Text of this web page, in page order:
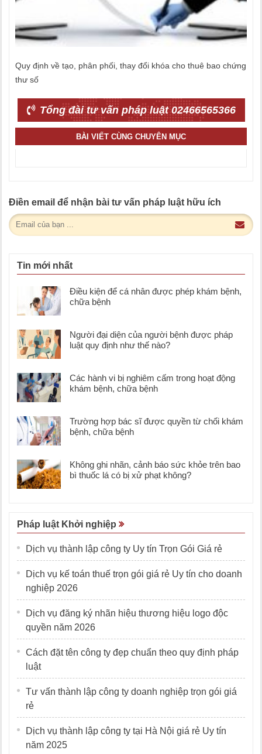
Quy định về tạo, phân phối, thay đổi khóa cho thuê bao chứng
thư số
Tổng đài tư vấn pháp luật 02466565366
BÀI VIẾT CÙNG CHUYÊN MỤC
Điền email để nhận bài tư vấn pháp luật hữu ích
Tin mới nhất
Điều kiện để cá nhân được phép khám bệnh,
chữa bệnh
Người đại diện của người bệnh được pháp
luật quy định như thế nào?
Các hành vi bị nghiêm cấm trong hoạt động
khám bệnh, chữa bệnh
Trường hợp bác sĩ được quyền từ chối khám
bệnh, chữa bệnh
Không ghi nhãn, cảnh báo sức khỏe trên bao
bì thuốc lá có bị xử phạt không?
Pháp luật Khởi nghiệp
Dịch vụ thành lập công ty Uy tín Trọn Gói Giá rẻ
Dịch vụ kế toán thuế trọn gói giá rẻ Uy tín cho doanh
nghiệp 2026
Dịch vụ đăng ký nhãn hiệu thương hiệu logo độc
quyền năm 2026
Cách đặt tên công ty đẹp chuẩn theo quy định pháp
luật
Tư vấn thành lập công ty doanh nghiệp trọn gói giá
rẻ
Dịch vụ thành lập công ty tại Hà Nội giá rẻ Uy tín
năm 2025